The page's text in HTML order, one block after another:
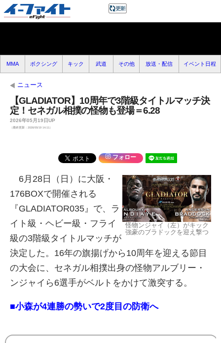
MMA ボクシング キック 武道 その他 放送・配信 イベント日程
ニュース
【GLADIATOR】10周年で3階級タイトルマッチ決
定！セネガル相撲の怪物も登場＝6.28
2026年05月19日UP
（最終更新：2026/05/19 14:11）
フォロー
怪物ンジャイ（左）がキック
強豪のブラドックを迎え撃つ
6月28日（日）に大阪・
176BOXで開催される
『GLADIATOR035』で、ラ
イト級・ヘビー級・フライ
級の3階級タイトルマッチが
決定した。16年の旗揚げから10周年を迎える節目
の大会に、セネガル相撲出身の怪物アルブリー・
ンジャイら6選手がベルトをかけて激突する。
■小森が4連勝の勢いで2度目の防衛へ